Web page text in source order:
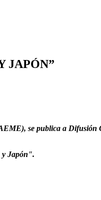
JAPÓN”
se publica a Difusión
y Japón".